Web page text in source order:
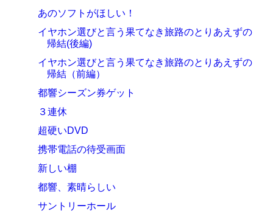
あのソフトがほしい！
イヤホン選びと言う果てなき旅路のとりあえずの
帰結(後編)
イヤホン選びと言う果てなき旅路のとりあえずの
帰結（前編）
都響シーズン券ゲット
３連休
超硬いDVD
携帯電話の待受画面
新しい棚
都響、素晴らしい
サントリーホール